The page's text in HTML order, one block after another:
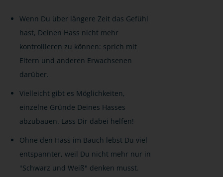
Wenn Du über längere Zeit das Gefühl
hast, Deinen Hass nicht mehr
kontrollieren zu können: sprich mit
Eltern und anderen Erwachsenen
darüber.
Vielleicht gibt es Möglichkeiten,
einzelne Gründe Deines Hasses
abzubauen. Lass Dir dabei helfen!
Ohne den Hass im Bauch lebst Du viel
entspannter, weil Du nicht mehr nur in
"Schwarz und Weiß" denken musst.